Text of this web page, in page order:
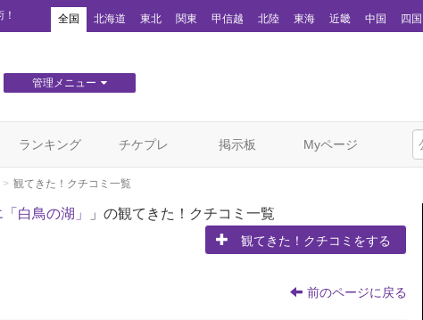
全国 北海道 東北 関東 甲信越 北陸 東海 近畿 中国 四国
管理メニュー
ランキング チケプレ 掲示板 Myページ
観てきた！クチコミ一覧
白鳥の湖」
」の観てきた！クチコミ一覧
観てきた！クチコミをする
前のページに戻る